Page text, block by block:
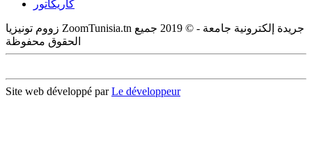
كاريكاتور
زووم تونيزيا ZoomTunisia.tn جريدة إلكترونية جامعة - © 2019 جميع
الحقوق محفوظة
Site web développé parLe développeur